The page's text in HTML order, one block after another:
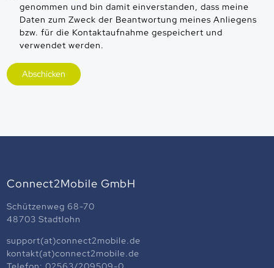
genommen und bin damit einverstanden, dass meine
Daten zum Zweck der Beantwortung meines Anliegens
bzw. für die Kontaktaufnahme gespeichert und
verwendet werden.
Connect2Mobile GmbH
Schützenweg 68-70
48703 Stadtlohn
support(at)connect2mobile.de
kontakt(at)connect2mobile.de